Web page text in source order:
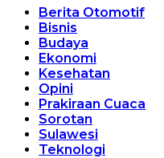
Berita Otomotif
Bisnis
Budaya
Ekonomi
Kesehatan
Opini
Prakiraan Cuaca
Sorotan
Sulawesi
Teknologi